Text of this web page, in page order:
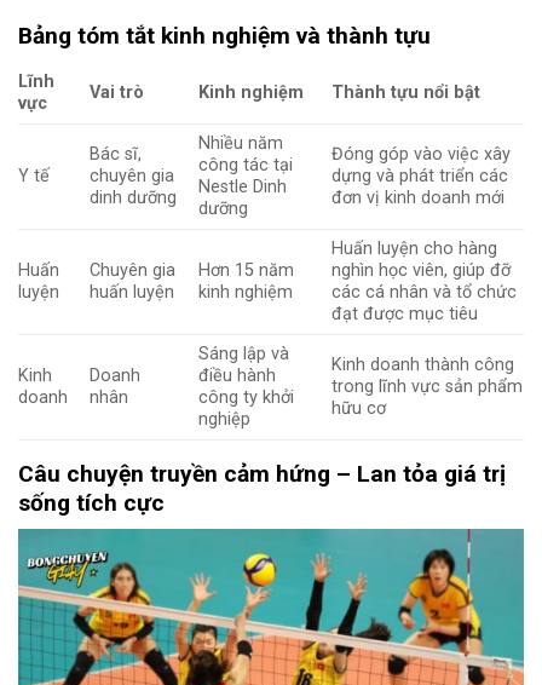
Bảng tóm tắt kinh nghiệm và thành tựu
Lĩnh
vực
Vai trò Kinh nghiệm Thành tựu nổi bật
Y tế
Bác sĩ,
chuyên gia
dinh dưỡng
Nhiều năm
công tác tại
Nestle Dinh
dưỡng
Đóng góp vào việc xây
dựng và phát triển các
đơn vị kinh doanh mới
Huấn
luyện
Chuyên gia
huấn luyện
Hơn 15 năm
kinh nghiệm
Huấn luyện cho hàng
nghìn học viên, giúp đỡ
các cá nhân và tổ chức
đạt được mục tiêu
Kinh
doanh
Doanh
nhân
Sáng lập và
điều hành
công ty khởi
nghiệp
Kinh doanh thành công
trong lĩnh vực sản phẩm
hữu cơ
Câu chuyện truyền cảm hứng – Lan tỏa giá trị
sống tích cực